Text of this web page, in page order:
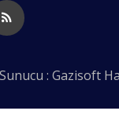
: Gazisoft